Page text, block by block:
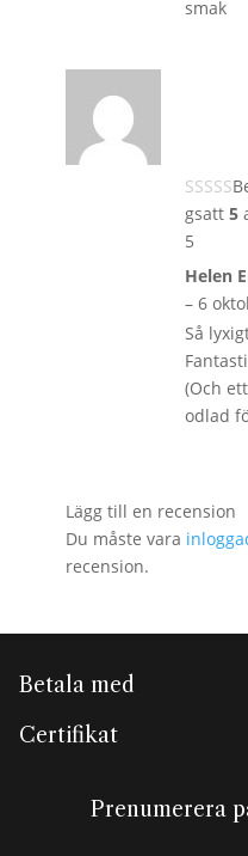
smak
gsatt 5
5
Helen
– 6
Så
(Och
odlad
Lägg till en recension
Du måste vara
recension.
Betala med
Certifikat
Prenumerera